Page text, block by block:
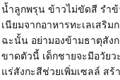
น้ำลูกพรุน ข้าวไม่ขัดสี รำข้
เนียมจากอาหารทะเลเสริ
ฉะนั้น อย่ามองข้ามธาตุสัง
ขาดตัวนี้ เด็กชายจะมีอวัยว
แร่สังกะสีช่วยเพิ่มเซลล์ สร้